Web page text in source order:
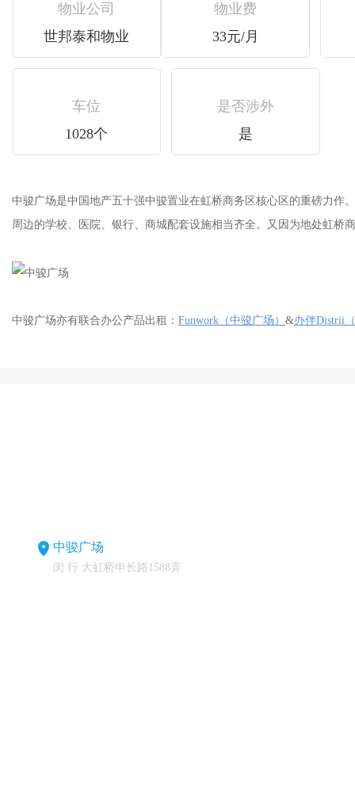
物业公司
世邦泰和物业
物业费
33元/月
车位
1028个
是否涉外
是
中骏广场是中国地产五十强中骏置业在虹桥商务区核心区的重磅力作。
周边的学校、医院、银行、商城配套设施相当齐全。又因为地处虹
中骏广场亦有联合办公产品出租： Funwork（中骏广场） &办伴Distrii
中骏广场
闵 行 大虹桥申长路1588弄